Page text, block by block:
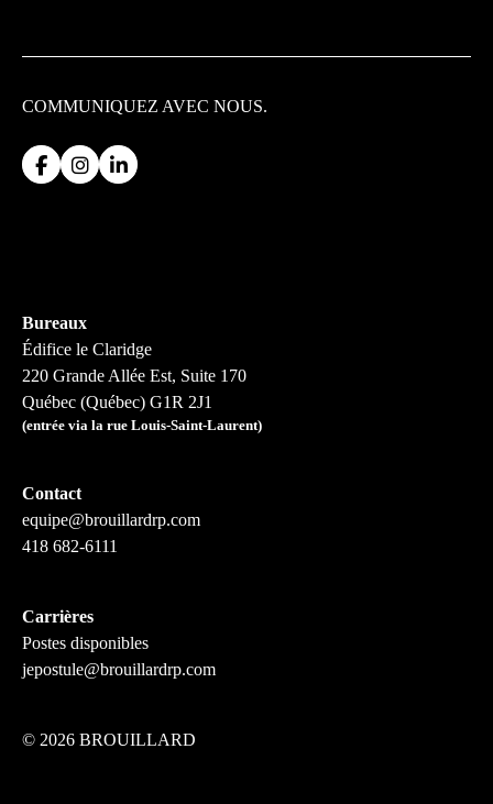
COMMUNIQUEZ AVEC NOUS.
© 2026 BROUILLARD
Bureaux
Édifice le Claridge
220 Grande Allée Est, Suite 170
Québec (Québec) G1R 2J1
(entrée via la rue Louis-Saint-Laurent)
Contact
equipe@brouillardrp.com
418 682-6111
Carrières
Postes disponibles
jepostule@brouillardrp.com